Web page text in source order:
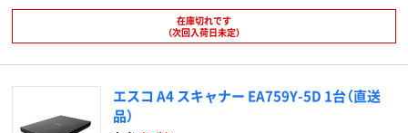
在庫切れです
（次回入荷日未定）
エスコ A4 スキャナー EA759Y-5D 1台（直送
品）